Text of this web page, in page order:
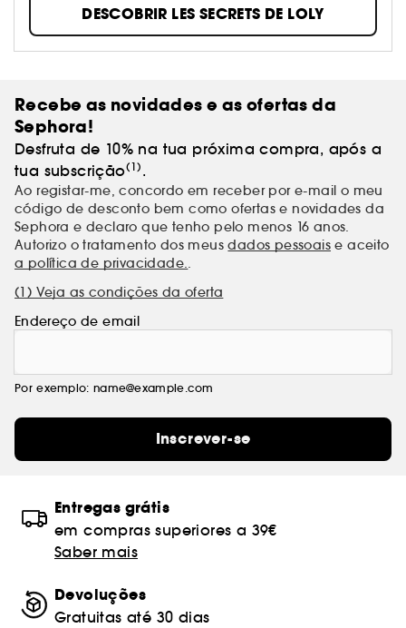
DESCOBRIR LES SECRETS DE LOLY
Recebe as novidades e as ofertas da
Sephora!
Desfruta de 10% na tua próxima compra, após a
tua subscrição(1) .
Ao registar-me, concordo em receber por e-mail o meu
código de desconto bem como ofertas e novidades da
Sephora e declaro que tenho pelo menos 16 anos.
Autorizo o tratamento dos meusdados pessoais e aceito
a política de privacidade..
(1) Veja as condições da oferta
Endereço de email
Por exemplo: name@example.com
Inscrever-se
Entregas grátis
em compras superiores a 39€
Saber mais
Devoluções
Gratuitas até 30 dias